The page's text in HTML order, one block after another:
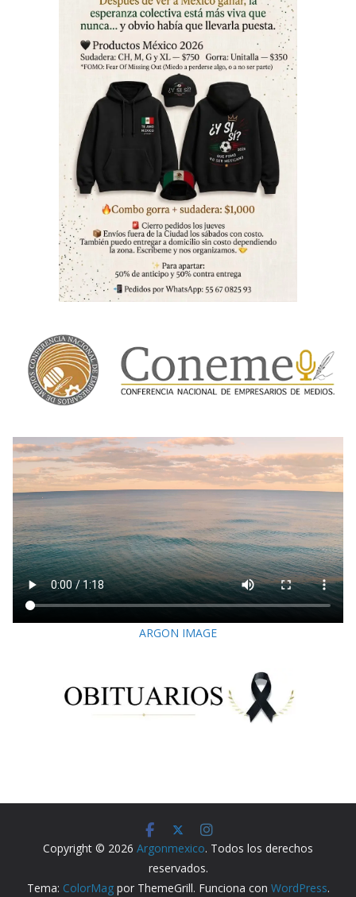
ARGON IMAGE
Copyright © 2026 Argonmexico. Todos los derechos
reservados.
Tema: ColorMagpor ThemeGrill. Funciona con WordPress.